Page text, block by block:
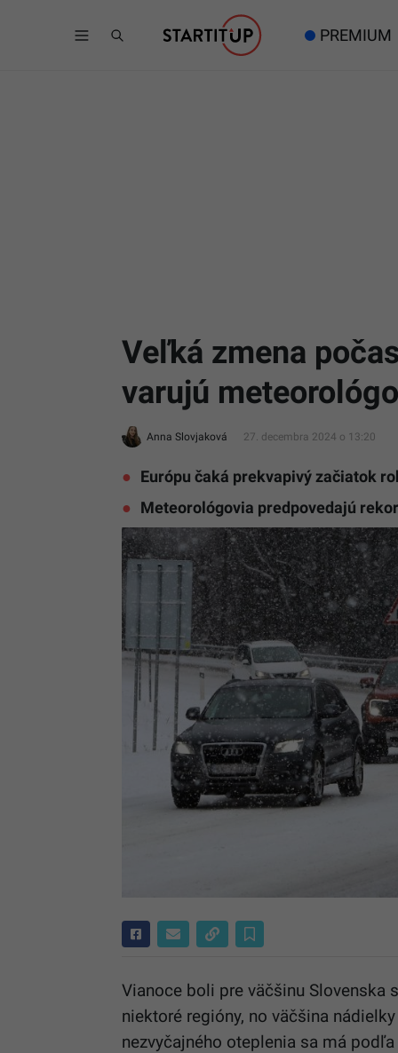
PREMIUM
Veľká zmena
varujú
Anna Slovjaková 27. decembra 2024 o 13:20
Európu čaká prekvapivý začiatok
Meteorológovia predpovedajú
Vianoce boli pre väčšinu Slovenska
niektoré regióny, no väčšina
nezvyčajného oteplenia sa má